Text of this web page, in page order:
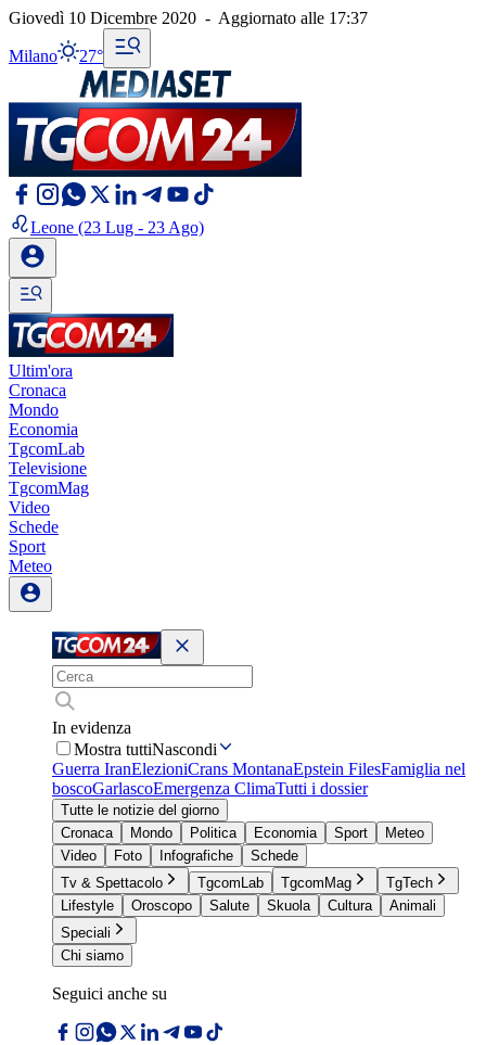
Giovedì 10 Dicembre 2020 - Aggiornato alle 17:37
Milano 27°
Leone (23 Lug - 23 Ago)
Ultim'ora
Cronaca
Mondo
Economia
TgcomLab
Televisione
TgcomMag
Video
Schede
Sport
Meteo
In evidenza
Mostra tuttiNascondi
Guerra IranElezioniCrans MontanaEpstein FilesFamiglia nel
boscoGarlascoEmergenza ClimaTutti i dossier
Tutte le notizie del giorno
Cronaca
Mondo Politica Economia Sport
Meteo
Video
Foto Infografiche
Schede
Tv & Spettacolo
TgcomLab TgcomMag
TgTech
Lifestyle
Oroscopo Salute Skuola Cultura
Animali
Speciali
Chi siamo
Seguici anche su